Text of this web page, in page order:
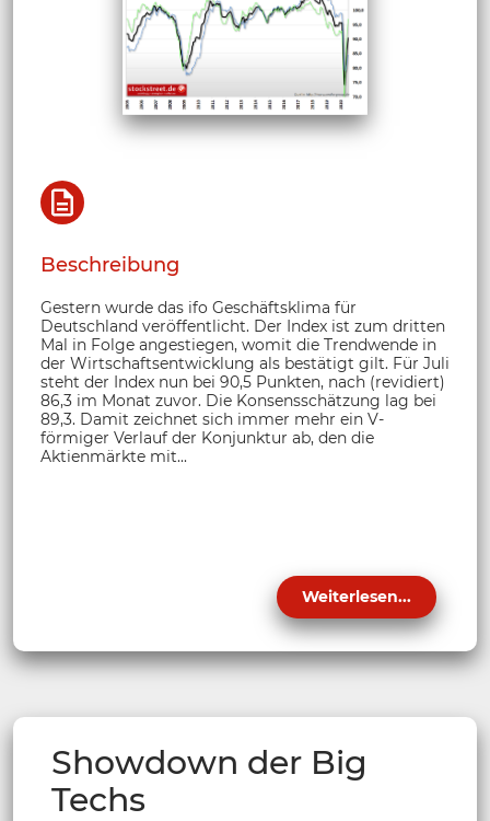
Beschreibung
Gestern wurde das ifo Geschäftsklima für
Deutschland veröffentlicht. Der Index ist zum dritten
Mal in Folge angestiegen, womit die Trendwende in
der Wirtschaftsentwicklung als bestätigt gilt. Für Juli
steht der Index nun bei 90,5 Punkten, nach (revidiert)
86,3 im Monat zuvor. Die Konsensschätzung lag bei
89,3. Damit zeichnet sich immer mehr ein V-
förmiger Verlauf der Konjunktur ab, den die
Aktienmärkte mit...
Weiterlesen...
Showdown der Big
Techs